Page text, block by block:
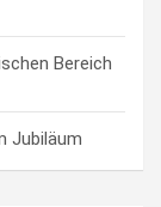
Bereich
Jubiläum